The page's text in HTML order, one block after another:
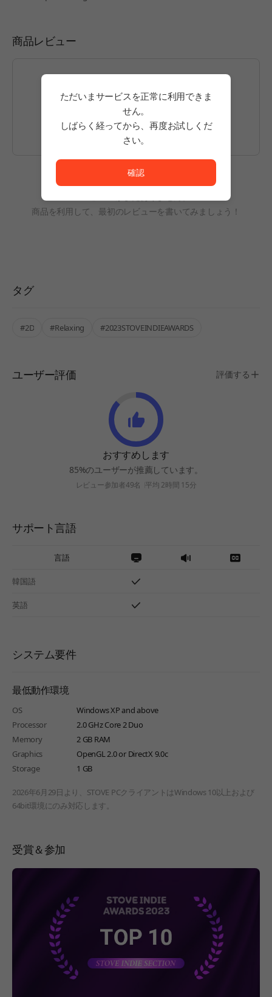
商品レビュー
ログイン
商品を利用して、最初のレビューを書いてみましょう！
タグ
#2D #Relaxing #2023STOVEINDIEAWARDS
ユーザー評価 評価する
おすすめします
85%のユーザーが推薦しています。
レビュー参加者49名 平均 2時間 15分
サポート言語
言語
韓国語
英語
システム要件
最低動作環境
OS
Windows XP and above
Processor
2.0 GHz Core 2 Duo
Memory
2 GB RAM
Graphics
OpenGL 2.0 or DirectX 9.0c
Storage
1 GB
2026年6月29日より、STOVE PCクライアントはWindows 10以上および
64bit環境にのみ対応します。
受賞＆参加
페이지 이동
ただいまサービスを正常に利用できま
せん。
しばらく経ってから、再度お試しくだ
さい。
確認